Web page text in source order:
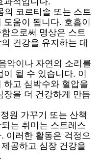
의 코르티솔 또는 스트
움이 됩니다. 호흡이
으로써 명상은 스트
건강을 유지하는 데
악이나 자연의 소리를
될 수 있습니다. 이
하고 심박수와 혈압을
장을 더 건강하게 만듭
원 가꾸기 또는 산책
는 취미는 스트레스
이러한 활동은 걱정으
공하고 심장 건강을